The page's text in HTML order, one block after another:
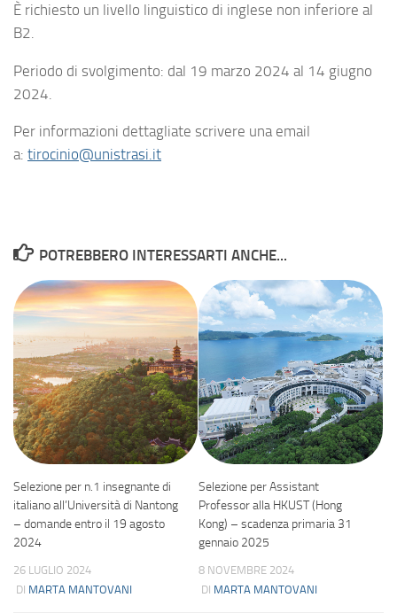
È richiesto un livello linguistico di inglese non inferiore al
B2.
Periodo di svolgimento: dal 19 marzo 2024 al 14 giugno
2024.
Per informazioni dettagliate scrivere una email
a: tirocinio@unistrasi.it
POTREBBERO INTERESSARTI ANCHE...
Selezione per n.1 insegnante di
italiano all’Università di Nantong
– domande entro il 19 agosto
2024
26 LUGLIO 2024
DI MARTA MANTOVANI
Selezione per Assistant
Professor alla HKUST (Hong
Kong) – scadenza primaria 31
gennaio 2025
8 NOVEMBRE 2024
DI MARTA MANTOVANI